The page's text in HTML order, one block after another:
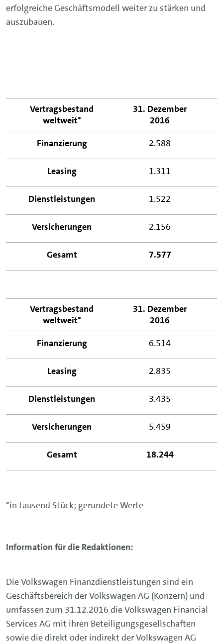
erfolgreiche Geschäftsmodell weiter zu stärken und
auszubauen.
Vertragsbestand
weltweit*
31. Dezember
2016
Finanzierung 2.588
Leasing 1.311
Dienstleistungen 1.522
Versicherungen 2.156
Gesamt 7.577
Vertragsbestand
weltweit*
31. Dezember
2016
Finanzierung 6.514
Leasing 2.835
Dienstleistungen 3.435
Versicherungen 5.459
Gesamt 18.244
*in tausend Stück; gerundete Werte
Information für die Redaktionen:
Die Volkswagen Finanzdienstleistungen sind ein
Geschäftsbereich der Volkswagen AG (Konzern) und
umfassen zum 31.12.2016 die Volkswagen Financial
Services AG mit ihren Beteiligungsgesellschaften
sowie die direkt oder indirekt der Volkswagen AG